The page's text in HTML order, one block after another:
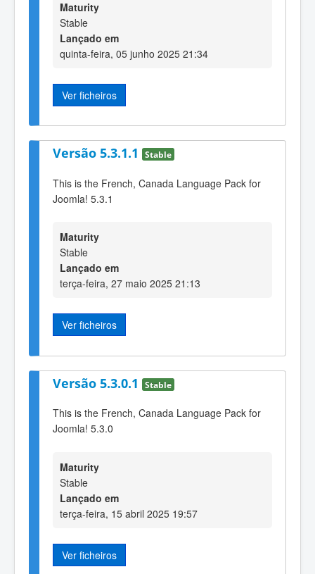
Maturity
Stable
Lançado em
quinta-feira, 05 junho 2025 21:34
Ver ficheiros
Versão 5.3.1.1 Stable
This is the French, Canada Language Pack for
Joomla! 5.3.1
Maturity
Stable
Lançado em
terça-feira, 27 maio 2025 21:13
Ver ficheiros
Versão 5.3.0.1 Stable
This is the French, Canada Language Pack for
Joomla! 5.3.0
Maturity
Stable
Lançado em
terça-feira, 15 abril 2025 19:57
Ver ficheiros